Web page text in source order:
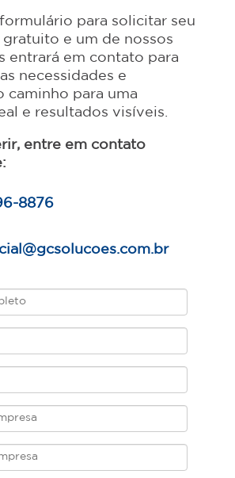
para solicitar seu
e um de nossos
entrará em contato para
necessidades e
caminho para uma
e resultados visíveis.
entre em contato
8876